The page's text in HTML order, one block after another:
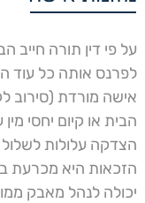
על פי דין תורה
לפרנס אותה כל עוד
אישה מורדת (סירוב
הבית או קיום יחסי
הצדקה עלולות
הזכאות היא מכרעת
יכולה לנהל מאבק